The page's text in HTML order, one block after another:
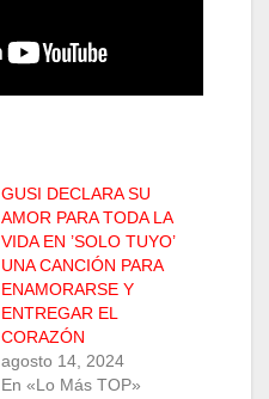
GUSI DECLARA SU
AMOR PARA TODA LA
VIDA EN ’SOLO TUYO’
UNA CANCIÓN PARA
ENAMORARSE Y
ENTREGAR EL
CORAZÓN
agosto 14, 2024
En «Lo Más TOP»